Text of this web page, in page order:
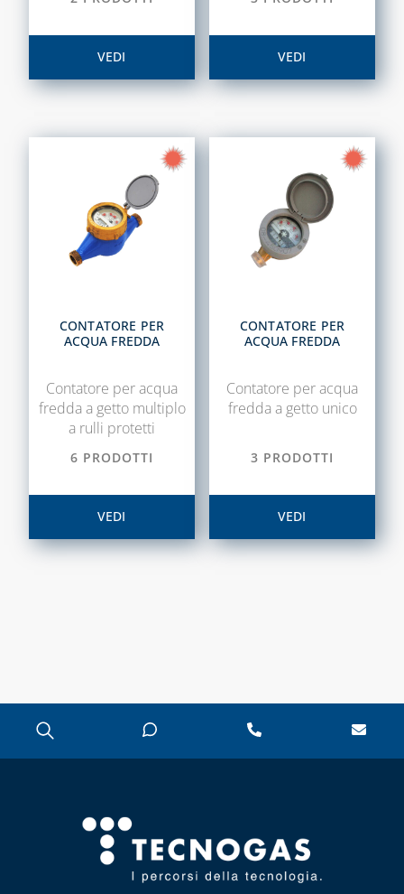
VEDI VEDI
CONTATORE PER
ACQUA FREDDA
Contatore per acqua
fredda a getto multiplo
a rulli protetti
6 PRODOTTI
VEDI
CONTATORE PER
ACQUA FREDDA
Contatore per acqua
fredda a getto unico
3 PRODOTTI
VEDI